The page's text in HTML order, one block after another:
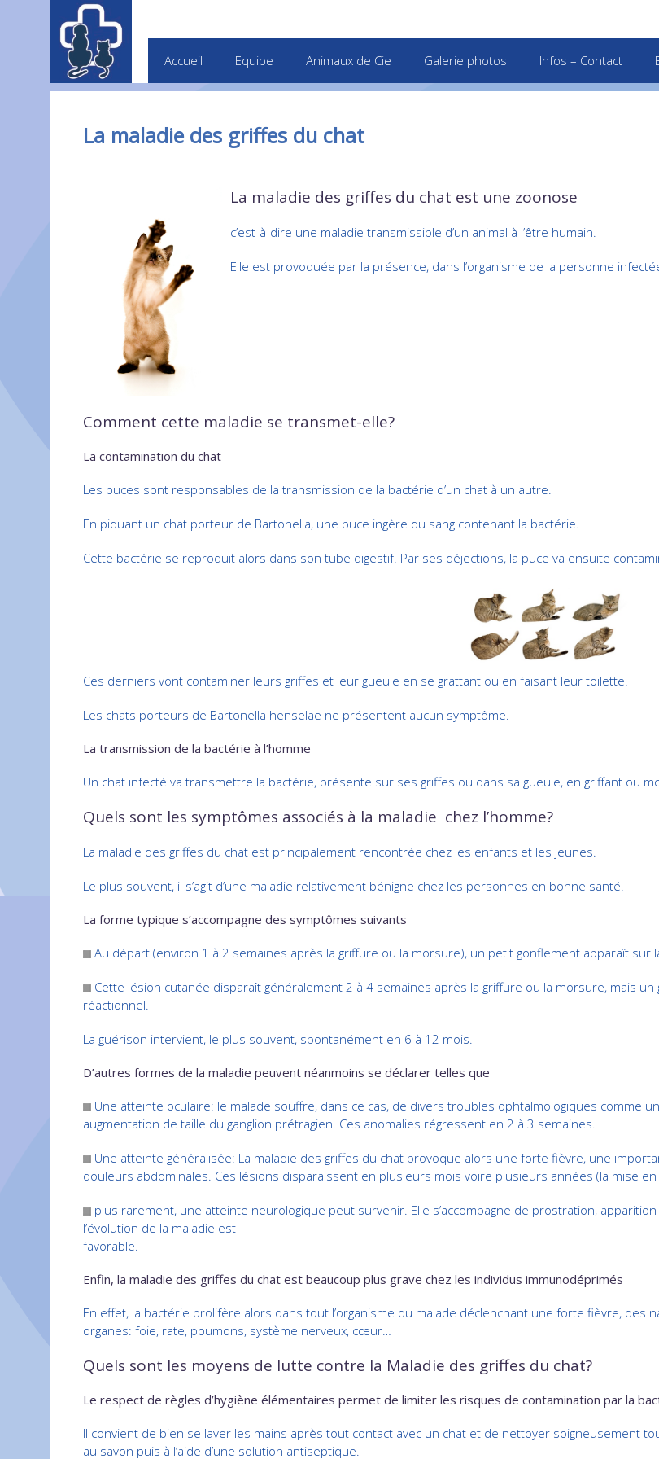
Accueil Equipe Animaux de Cie Galerie photos Infos – Contact
La maladie des griffes du chat
La maladie des griffes du chat est une zoonose
c’est-à-dire une maladie transmissible d’un animal à l’être humain.
Elle est provoquée par la présence, dans l’organisme de la personne
Comment cette maladie se transmet-elle?
La contamination du chat
Les puces sont responsables de la transmission de la bactérie d’un chat à un autre.
En piquant un chat porteur de Bartonella, une puce ingère du sang contenant la bactérie.
Cette bactérie se reproduit alors dans son tube digestif. Par ses déjections, la puce va ensuite
Ces derniers vont contaminer leurs griffes et leur gueule en se grattant ou en faisant leur toilette.
Les chats porteurs de Bartonella henselae ne présentent aucun symptôme.
La transmission de la bactérie à l’homme
Un chat infecté va transmettre la bactérie, présente sur ses griffes ou dans sa gueule, en griffant ou
Quels sont les symptômes associés à la maladie chez l’homme?
La maladie des griffes du chat est principalement rencontrée chez les enfants et les jeunes.
Le plus souvent, il s’agit d’une maladie relativement bénigne chez les personnes en bonne santé.
La forme typique s’accompagne des symptômes suivants
Au départ (environ 1 à 2 semaines après la griffure ou la morsure), un petit gonflement apparaît sur
Cette lésion cutanée disparaît généralement 2 à 4 semaines après la griffure ou la morsure, mais
réactionnel.
La guérison intervient, le plus souvent, spontanément en 6 à 12 mois.
D’autres formes de la maladie peuvent néanmoins se déclarer telles que
Une atteinte oculaire: le malade souffre, dans ce cas, de divers troubles ophtalmologiques comme
augmentation de taille du ganglion prétragien. Ces anomalies régressent en 2 à 3 semaines.
Une atteinte généralisée: La maladie des griffes du chat provoque alors une forte fièvre, une
douleurs abdominales. Ces lésions disparaissent en plusieurs mois voire plusieurs années (la mise
plus rarement, une atteinte neurologique peut survenir. Elle s’accompagne de prostration,
l’évolution de la maladie est
favorable.
Enfin, la maladie des griffes du chat est beaucoup plus grave chez les individus immunodéprimés
En effet, la bactérie prolifère alors dans tout l’organisme du malade déclenchant une forte fièvre,
organes: foie, rate, poumons, système nerveux, cœur…
Quels sont les moyens de lutte contre la Maladie des griffes du chat?
Le respect de règles d’hygiène élémentaires permet de limiter les risques de contamination par la
Il convient de bien se laver les mains après tout contact avec un chat et de nettoyer soigneusement
au savon puis à l’aide d’une solution antiseptique.